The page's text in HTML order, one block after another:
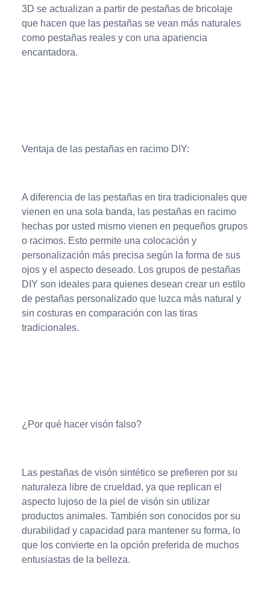
3D se actualizan a partir de pestañas de bricolaje
que hacen que las pestañas se vean más naturales
como pestañas reales y con una apariencia
encantadora.
Ventaja de las pestañas en racimo DIY:
A diferencia de las pestañas en tira tradicionales que
vienen en una sola banda, las pestañas en racimo
hechas por usted mismo vienen en pequeños grupos
o racimos. Esto permite una colocación y
personalización más precisa según la forma de sus
ojos y el aspecto deseado. Los grupos de pestañas
DIY son ideales para quienes desean crear un estilo
de pestañas personalizado que luzca más natural y
sin costuras en comparación con las tiras
tradicionales.
¿Por qué hacer visón falso?
Las pestañas de visón sintético se prefieren por su
naturaleza libre de crueldad, ya que replican el
aspecto lujoso de la piel de visón sin utilizar
productos animales. También son conocidos por su
durabilidad y capacidad para mantener su forma, lo
que los convierte en la opción preferida de muchos
entusiastas de la belleza.